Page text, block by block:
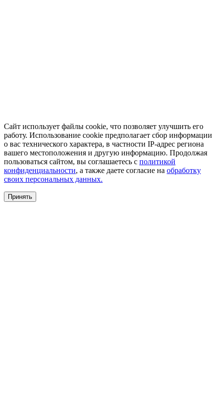
Сайт использует файлы cookie, что позволяет улучшить его
работу. Использование cookie предполагает сбор информации
о вас технического характера, в частности IP-адрес региона
вашего местоположения и другую информацию. Продолжая
пользоваться сайтом, вы соглашаетесь с политикой
конфиденциальности, а также даете согласие на обработку
своих персональных данных.
Принять